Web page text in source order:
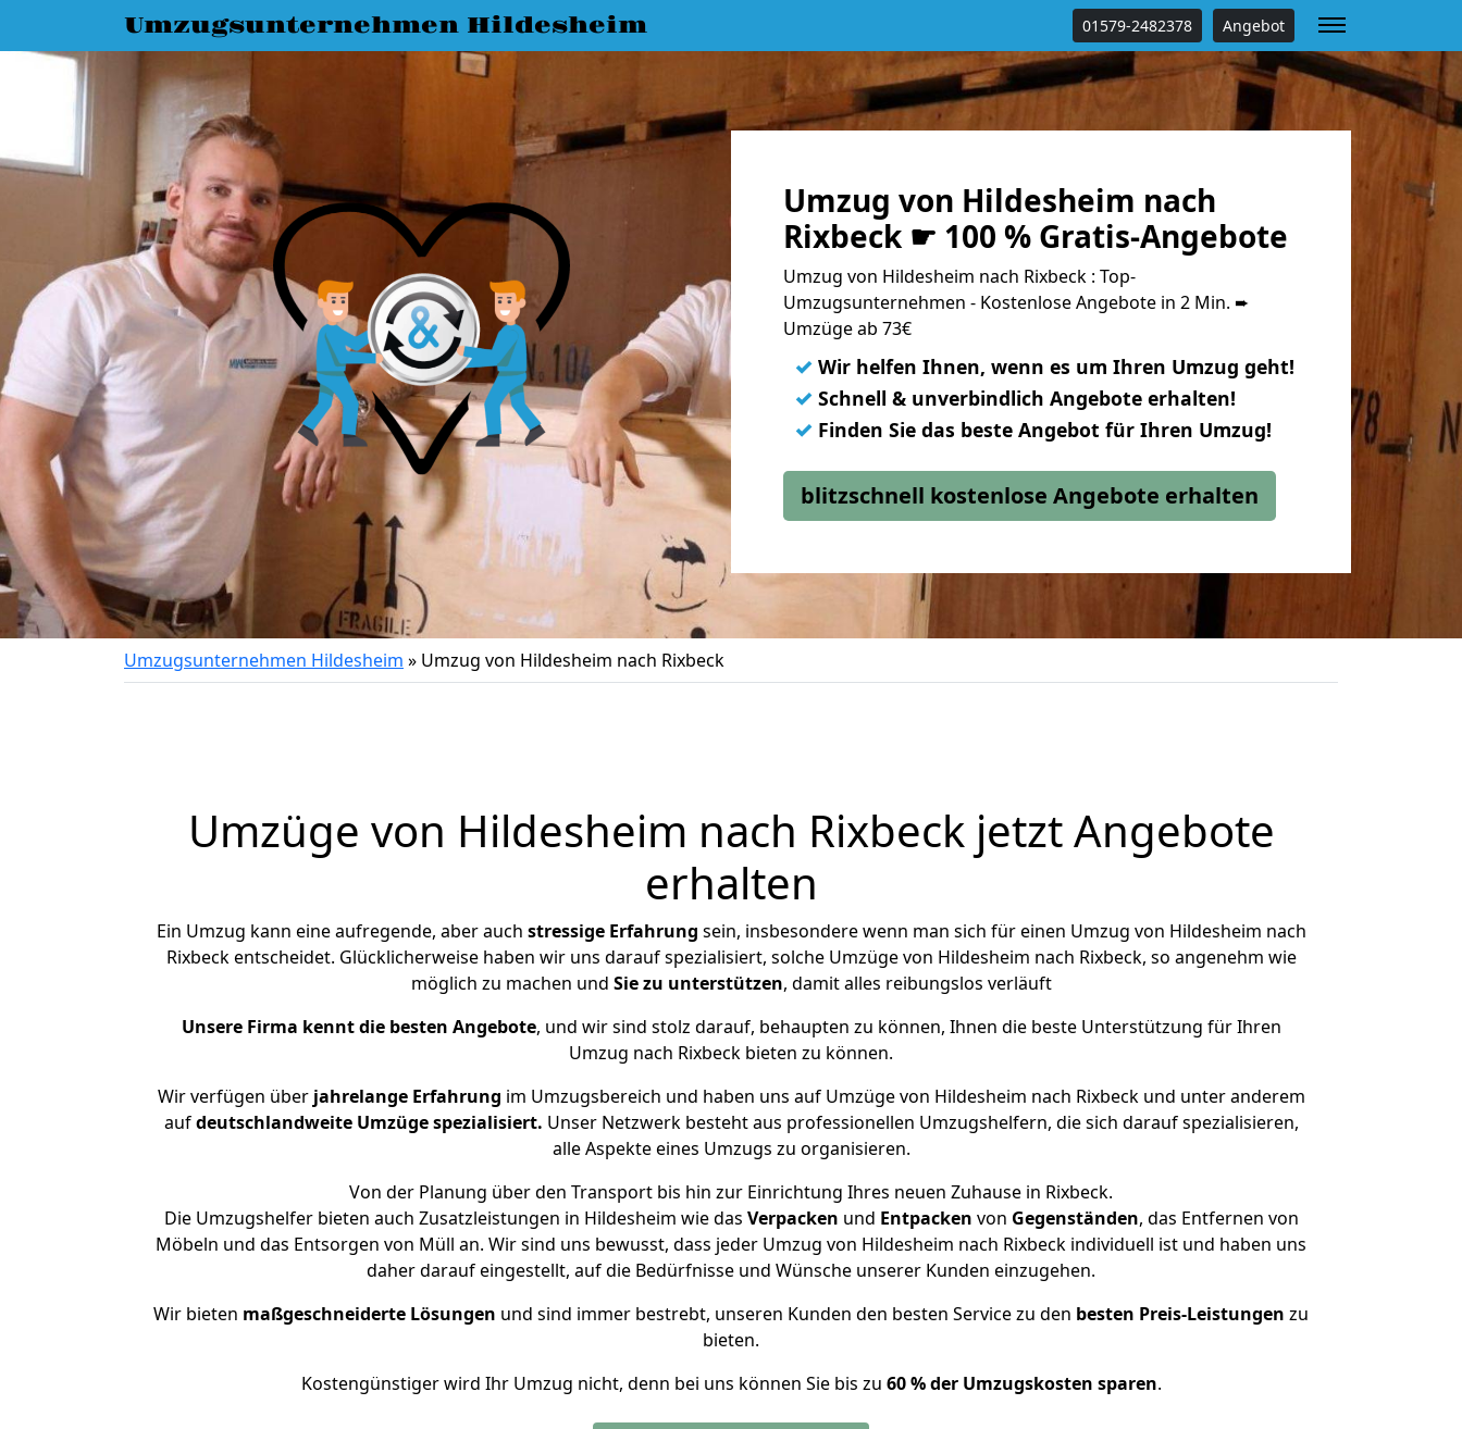
Umzugsunternehmen Hildesheim 01579-2482378 Angebot
Umzug von Hildesheim nach
Rixbeck ☛ 100 % Gratis-Angebote
Umzug von Hildesheim nach Rixbeck : Top-
Umzugsunternehmen - Kostenlose Angebote in 2 Min. ➨
Umzüge ab 73€
✓ Wir helfen Ihnen, wenn es um Ihren Umzug geht!
✓ Schnell & unverbindlich Angebote erhalten!
✓ Finden Sie das beste Angebot für Ihren Umzug!
blitzschnell kostenlose Angebote erhalten
Umzugsunternehmen Hildesheim » Umzug von Hildesheim nach Rixbeck
Umzüge von Hildesheim nach Rixbeck jetzt Angebote
erhalten
Ein Umzug kann eine aufregende, aber auch stressige Erfahrung sein, insbesondere wenn man sich für einen Umzug von Hildesheim nach
Rixbeck entscheidet. Glücklicherweise haben wir uns darauf spezialisiert, solche Umzüge von Hildesheim nach Rixbeck, so angenehm wie
möglich zu machen und Sie zu unterstützen, damit alles reibungslos verläuft
Unsere Firma kennt die besten Angebote, und wir sind stolz darauf, behaupten zu können, Ihnen die beste Unterstützung für Ihren
Umzug nach Rixbeck bieten zu können.
Wir verfügen überjahrelange Erfahrung im Umzugsbereich und haben uns auf Umzüge von Hildesheim nach Rixbeck und unter anderem
aufdeutschlandweite Umzüge spezialisiert. Unser Netzwerk besteht aus professionellen Umzugshelfern, die sich darauf spezialisieren,
alle Aspekte eines Umzugs zu organisieren.
Von der Planung über den Transport bis hin zur Einrichtung Ihres neuen Zuhause in Rixbeck.
Die Umzugshelfer bieten auch Zusatzleistungen in Hildesheim wie das Verpacken und Entpacken von Gegenständen, das Entfernen von
Möbeln und das Entsorgen von Müll an. Wir sind uns bewusst, dass jeder Umzug von Hildesheim nach Rixbeck individuell ist und haben uns
daher darauf eingestellt, auf die Bedürfnisse und Wünsche unserer Kunden einzugehen.
Wir bieten maßgeschneiderte Lösungen und sind immer bestrebt, unseren Kunden den besten Service zu den besten Preis-Leistungen zu
bieten.
Kostengünstiger wird Ihr Umzug nicht, denn bei uns können Sie bis zu 60 % der Umzugskosten sparen.